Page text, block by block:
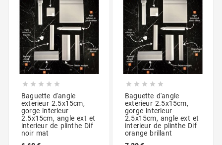
    
Baguette d'angle
exterieur 2.5x15cm,
gorge interieur
2.5x15cm, angle ext et
interieur de plinthe Dif
noir mat
    
Baguette d'angle
exterieur 2.5x15cm,
gorge interieur
2.5x15cm, angle ext et
interieur de plinthe Dif
orange brillant